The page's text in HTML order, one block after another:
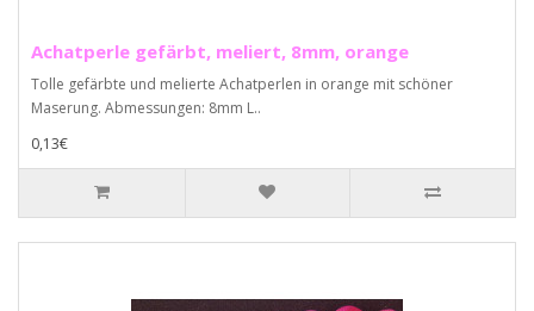
Achatperle gefärbt, meliert, 8mm, orange
Tolle gefärbte und melierte Achatperlen in orange mit schöner
Maserung. Abmessungen: 8mm L..
0,13€